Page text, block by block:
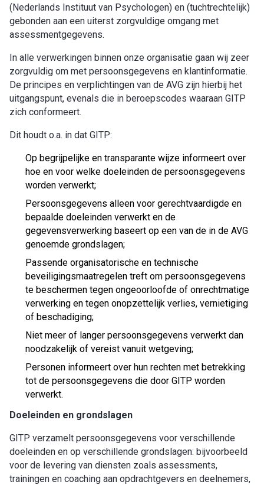
(Nederlands Instituut van Psychologen) en (tuchtrechtelijk)
gebonden aan een uiterst zorgvuldige omgang met
assessmentgegevens.
In alle verwerkingen binnen onze organisatie gaan wij zeer
zorgvuldig om met persoonsgegevens en klantinformatie.
De principes en verplichtingen van de AVG zijn hierbij het
uitgangspunt, evenals die in beroepscodes waaraan GITP
zich conformeert.
Dit houdt o.a. in dat GITP:
Op begrijpelijke en transparante wijze informeert over
hoe en voor welke doeleinden de persoonsgegevens
worden verwerkt;
Persoonsgegevens alleen voor gerechtvaardigde en
bepaalde doeleinden verwerkt en de
gegevensverwerking baseert op een van de in de AVG
genoemde grondslagen;
Passende organisatorische en technische
beveiligingsmaatregelen treft om persoonsgegevens
te beschermen tegen ongeoorloofde of onrechtmatige
verwerking en tegen onopzettelijk verlies, vernietiging
of beschadiging;
Niet meer of langer persoonsgegevens verwerkt dan
noodzakelijk of vereist vanuit wetgeving;
Personen informeert over hun rechten met betrekking
tot de persoonsgegevens die door GITP worden
verwerkt.
Doeleinden en grondslagen
GITP verzamelt persoonsgegevens voor verschillende
doeleinden en op verschillende grondslagen: bijvoorbeeld
voor de levering van diensten zoals assessments,
trainingen en coaching aan opdrachtgevers en deelnemers,